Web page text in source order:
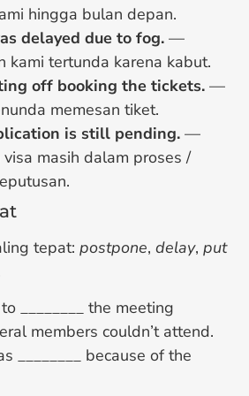
hingga bulan depan.
delayed due to fog. —
kami tertunda karena kabut.
off booking the tickets. —
memesan tiket.
is still pending. —
visa masih dalam proses /
tepat: postpone, delay, put
________ the meeting
members couldn’t attend.
________ because of the